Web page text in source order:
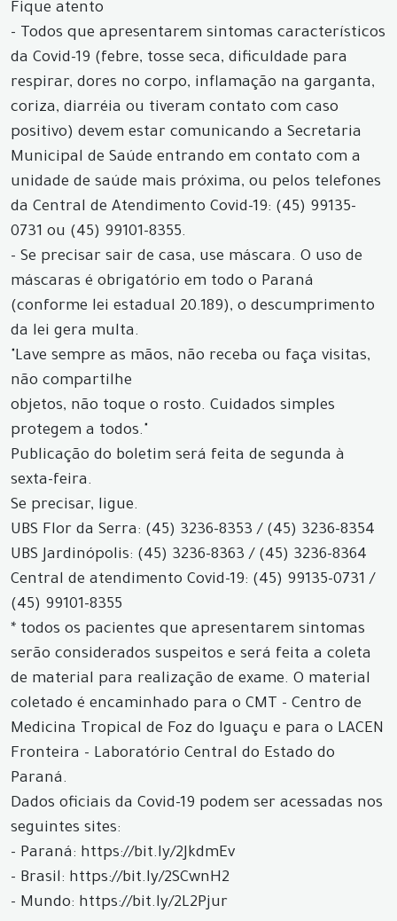
Fique atento
- Todos que apresentarem sintomas característicos
da Covid-19 (febre, tosse seca, dificuldade para
respirar, dores no corpo, inflamação na garganta,
coriza, diarréia ou tiveram contato com caso
positivo) devem estar comunicando a Secretaria
Municipal de Saúde entrando em contato com a
unidade de saúde mais próxima, ou pelos telefones
da Central de Atendimento Covid-19: (45) 99135-
0731 ou (45) 99101-8355.
- Se precisar sair de casa, use máscara. O uso de
máscaras é obrigatório em todo o Paraná
(conforme lei estadual 20.189), o descumprimento
da lei gera multa.
"Lave sempre as mãos, não receba ou faça visitas,
não compartilhe
objetos, não toque o rosto. Cuidados simples
protegem a todos."
Publicação do boletim será feita de segunda à
sexta-feira.
Se precisar, ligue.
UBS Flor da Serra: (45) 3236-8353 / (45) 3236-8354
UBS Jardinópolis: (45) 3236-8363 / (45) 3236-8364
Central de atendimento Covid-19: (45) 99135-0731 /
(45) 99101-8355
* todos os pacientes que apresentarem sintomas
serão considerados suspeitos e será feita a coleta
de material para realização de exame. O material
coletado é encaminhado para o CMT - Centro de
Medicina Tropical de Foz do Iguaçu e para o LACEN
Fronteira - Laboratório Central do Estado do
Paraná.
Dados oficiais da Covid-19 podem ser acessadas nos
seguintes sites:
- Paraná: https://bit.ly/2JkdmEv
- Brasil: https://bit.ly/2SCwnH2
- Mundo: https://bit.ly/2L2Pjur